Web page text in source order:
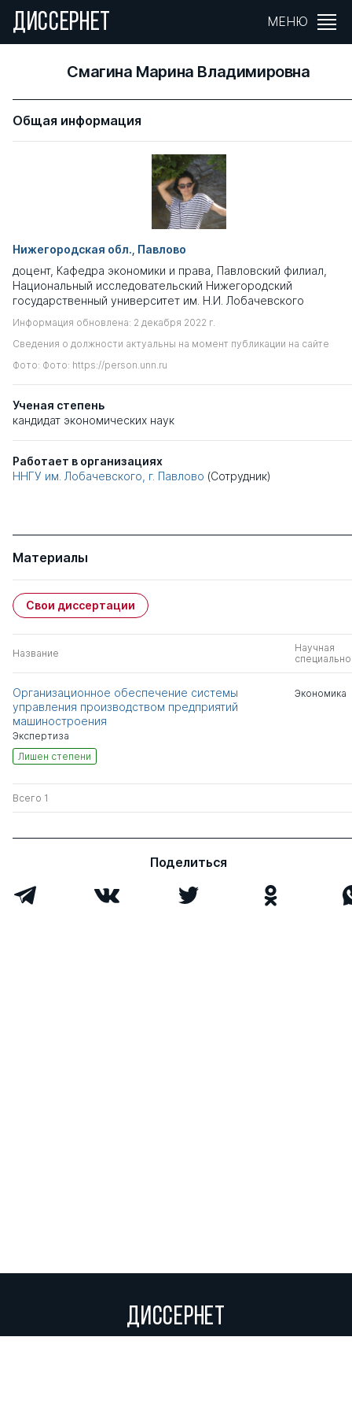
ДИССЕРНЕТ МЕНЮ
Смагина Марина Владимировна
Общая информация
Нижегородская обл., Павлово
доцент, Кафедра экономики и права, Павловский филиал,
Национальный исследовательский Нижегородский
государственный университет им. Н.И. Лобачевского
Информация обновлена: 2 декабря 2022 г.
Сведения о должности актуальны на момент публикации на сайте
Фото: Фото: https://person.unn.ru
Ученая степень
кандидат экономических наук
Работает в организациях
ННГУ им. Лобачевского, г. Павлово (Сотрудник)
Материалы
Свои диссертации
Название
Научная
Организационное обеспечение системы
управления производством предприятий
машиностроения
Экспертиза
Лишен степени
Экономика
Всего 1
Поделиться
ДИССЕРНЕТ